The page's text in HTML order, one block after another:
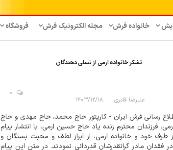
خانواده فرش مجله الکترونیک فرش فروشگاه
تشکر خانواده ارمی از تسلی دهندگان
علیرضا قادری ۱۴۰۳/۱۲/۱۸
0
رسانی فرش ایران - کارپتور حاج محمد، حاج مهدی و حاج
فرزندان محترم زنده یاد حاج حسین ارمی، با انتشار پیام
طرف خود و خانواده ارمی، از ابراز لطف و محبت بستگان و
فقدان مادر گرانقدرشان قدردانی نمودند. در متن این پیام